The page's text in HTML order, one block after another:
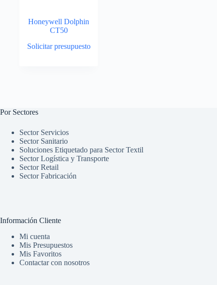
Honeywell Dolphin
CT50
Solicitar presupuesto
Por Sectores
Sector Servicios
Sector Sanitario
Soluciones Etiquetado para Sector Textil
Sector Logística y Transporte
Sector Retail
Sector Fabricación
Información Cliente
Mi cuenta
Mis Presupuestos
Mis Favoritos
Contactar con nosotros